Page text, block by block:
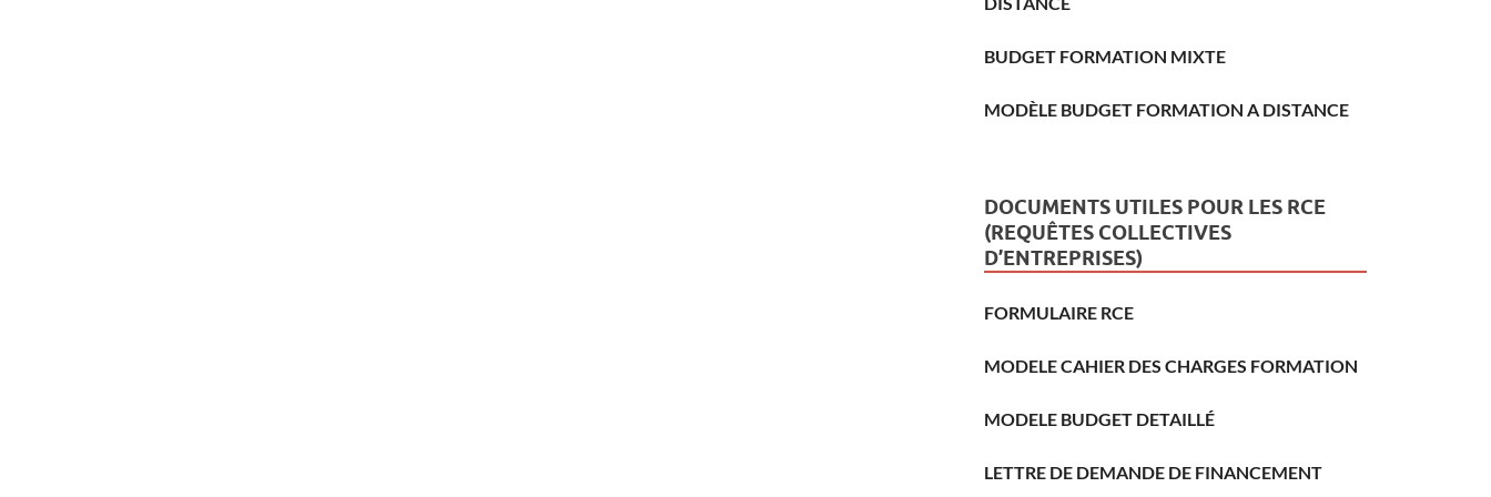
BUDGET FORMATION MIXTE
MODÈLE BUDGET FORMATION A DISTANCE
DOCUMENTS UTILES POUR LES RCE
(REQUÊTES COLLECTIVES
D’ENTREPRISES)
FORMULAIRE RCE
MODELE CAHIER DES CHARGES FORMATION
MODELE BUDGET DETAILLÉ
LETTRE DE DEMANDE DE FINANCEMENT